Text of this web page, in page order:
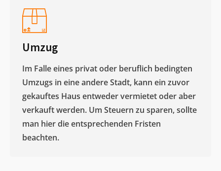
Umzug
Im Falle eines privat oder beruflich bedingten
Umzugs in eine andere Stadt, kann ein zuvor
gekauftes Haus entweder vermietet oder aber
verkauft werden. Um Steuern zu sparen, sollte
man hier die entsprechenden Fristen
beachten.